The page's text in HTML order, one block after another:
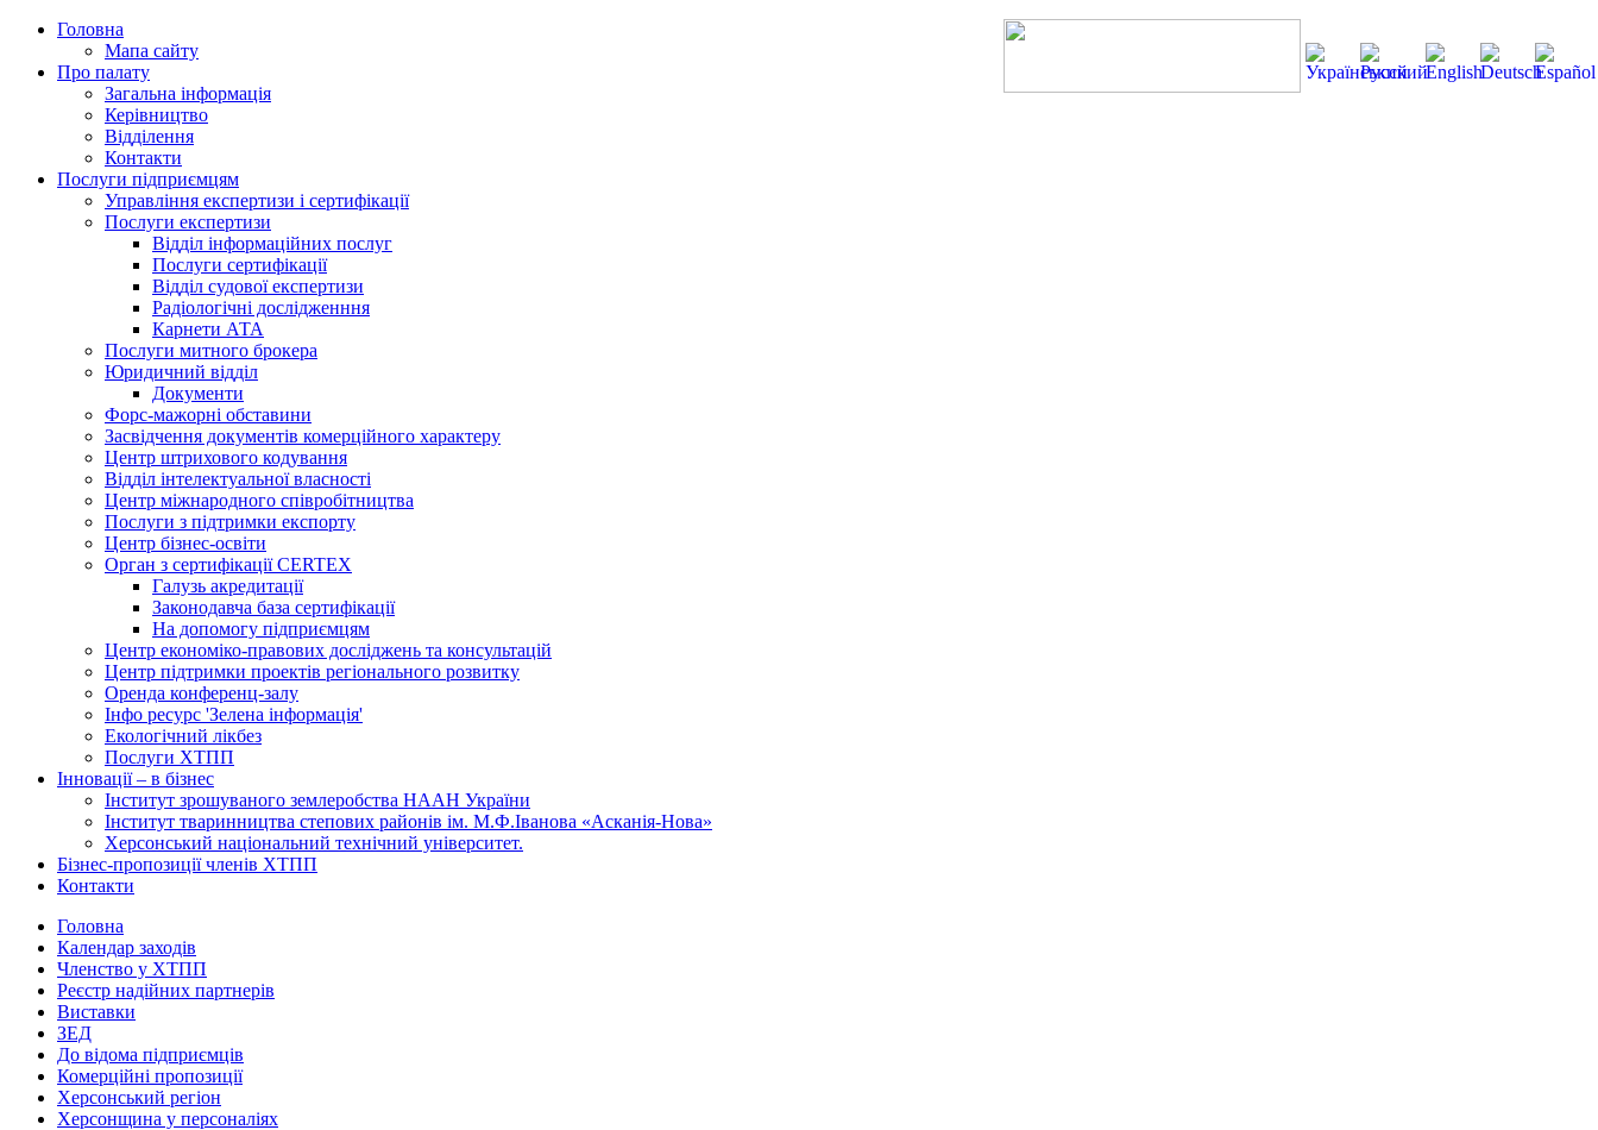
Головна
Мапа сайту
Про палату
Загальна інформація
Керівництво
Відділення
Контакти
Послуги підприємцям
Управління експертизи і сертифікації
Послуги експертизи
Відділ інформаційних послуг
Послуги сертифікації
Відділ судової експертизи
Радіологічні дослідженння
Карнети АТА
Послуги митного брокера
Юридичний відділ
Документи
Форс-мажорні обставини
Засвідчення документів комерційного характеру
Центр штрихового кодування
Відділ інтелектуальної власності
Центр міжнародного співробітництва
Послуги з підтримки експорту
Центр бізнес-освіти
Орган з сертифікації CERTEX
Галузь акредитації
Законодавча база сертифікації
На допомогу підприємцям
Центр економіко-правових досліджень та консультацій
Центр підтримки проектів регіонального розвитку
Оренда конференц-залу
Інфо ресурс 'Зелена інформація'
Екологічний лікбез
Послуги ХТПП
Інновації – в бізнес
Інститут зрошуваного землеробства НААН України
Інститут тваринництва степових районів ім. М.Ф.Іванова «Асканія-Нова»
Херсонський національний технічний університет.
Бізнес-пропозиції членів ХТПП
Контакти
Головна
Календар заходів
Членство у ХТПП
Реєстр надійних партнерів
Виставки
ЗЕД
До відома підприємців
Комерційні пропозиції
Херсонський регіон
Херсонщина у персоналіях